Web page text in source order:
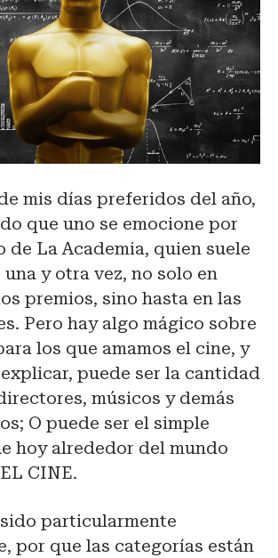
mis días preferidos del año,
que uno se emocione por
de La Academia, quien suele
y otra vez, no solo en
premios, sino hasta en las
Pero hay algo mágico sobre
los que amamos el cine, y
puede ser la cantidad
músicos y demás
O puede ser el simple
hoy alrededor del mundo
CINE.
particularmente
por que las categorías están